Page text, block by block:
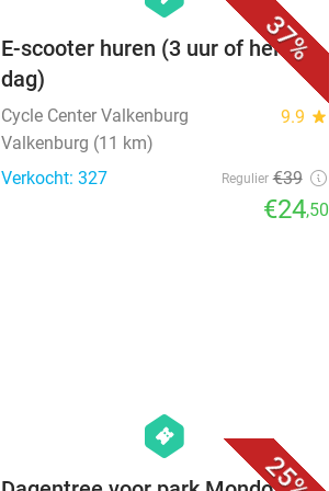
37%
E-scooter huren (3 uur of hele
dag)
Cycle Center Valkenburg 9.9 star
Valkenburg (11 km)
Verkocht: 327
Regulier €39
€24,50
25%
hexagon
events